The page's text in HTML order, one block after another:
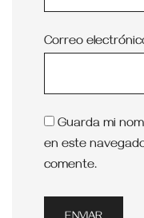
Correo
Guarda mi
en este
comente.